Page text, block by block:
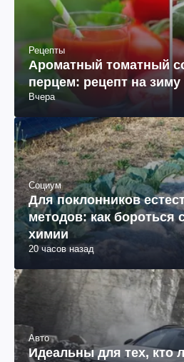
Рецепты
Ароматный томатный
перцем: рецепт на зиму
Вчера
Социум
Для поклонников
методов: как бороться
химии
20 часов назад
Авто
Идеальны для тех, кто